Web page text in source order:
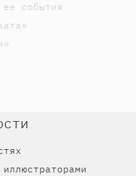
события